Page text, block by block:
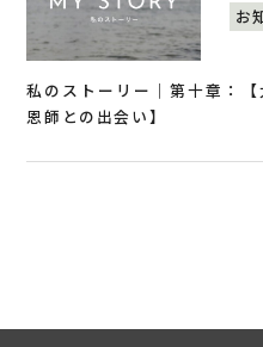
お
私のストーリー｜第十章：
恩師との出会い】